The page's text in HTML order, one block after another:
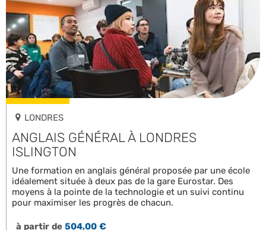
LONDRES
ANGLAIS GÉNÉRAL À LONDRES
ISLINGTON
Une formation en anglais général proposée par une école
idéalement située à deux pas de la gare Eurostar. Des
moyens à la pointe de la technologie et un suivi continu
pour maximiser les progrès de chacun.
à partir de504,00 €